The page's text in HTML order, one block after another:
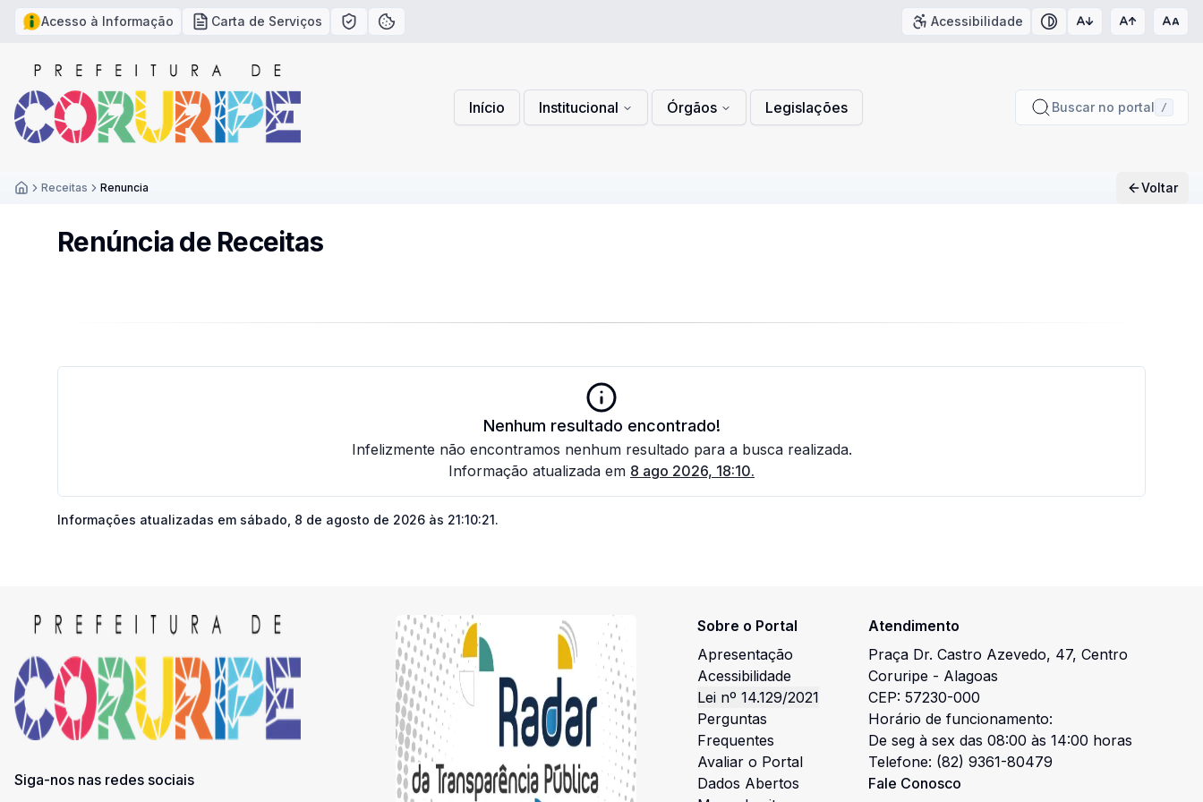
Acesso à Informação Carta de Serviços Política de Privacidade
Política de Cookies Acessibilidade Contraste
Início Institucional Órgãos Legislações Buscar no portal /
Receitas Renuncia Voltar
Renúncia de Receitas
Nenhum resultado encontrado!
Infelizmente não encontramos nenhum resultado para a busca realizada.
Informação atualizada em 8 ago 2026, 18:10.
Informações atualizadas em sábado, 8 de agosto de 2026 às 21:10:21.
Siga-nos nas redes sociais
Sobre o Portal
Apresentação
Acessibilidade
Lei nº 14.129/2021
Perguntas
Frequentes
Avaliar o Portal
Dados Abertos
Atendimento
Praça Dr. Castro Azevedo, 47,Centro
Coruripe - Alagoas
CEP:57230-000
Horário de funcionamento:
De seg à sex das 08:00 às 14:00 horas
Telefone: (82) 9361-80479
Fale Conosco